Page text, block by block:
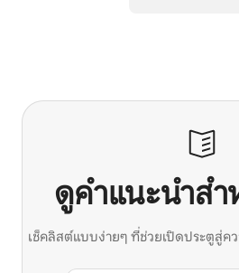
ดูคำแนะนำสำ
เช็คลิสต์แบบง่ายๆ ที่ช่วยเปิดประตูสู่คว